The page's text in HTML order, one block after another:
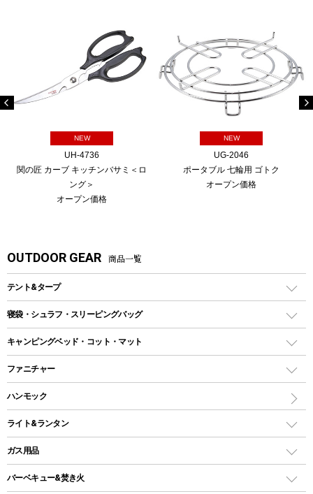
NEW
UH-4736
関の匠 カーブ キッチンバサミ＜ロ
ング＞
オープン価格
NEW
UG-2046
ポータブル 七輪用 ゴトク
オープン価格
OUTDOOR GEAR 商品一覧
テント&タープ
テント
ツールームテント
ワンポールテント
シェルターテント
ロッジ型・オリジナルテント
タープ
寝袋・シュラフ・スリーピングバッグ
レクタングラー型（封筒型）シュラフ
インナーシュラフ
キャンピングベッド・コット・マット
キャンピングベッド・コット
インフレータブルマット
ファニチャー
アウトドアテーブル
レジャーシート
ハンモック
ライト&ランタン
LEDランタン
ガスランタン
ガス用品
ガスバーナー
バーベキュー&焚き火